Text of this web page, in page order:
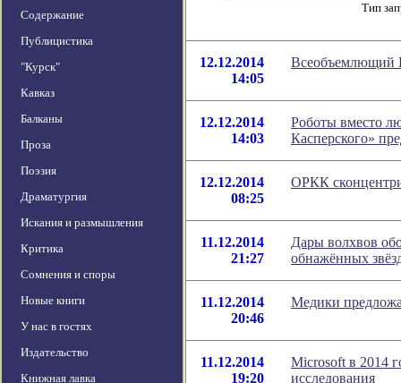
Содержание
Публицистика
"Курск"
Кавказ
Балканы
Проза
Поэзия
Драматургия
Искания и размышления
Критика
Сомнения и споры
Новые книги
У нас в гостях
Издательство
Книжная лавка
Тип
12.12.2014
14:05
Всеобъемлющий
12.12.2014
14:03
Роботы вместо
Касперского»
12.12.2014
08:25
ОРКК
11.12.2014
21:27
Дары волхвов
обнажённых
11.12.2014
20:46
Медики
11.12.2014
19:20
Microsoft в 2014
исследования